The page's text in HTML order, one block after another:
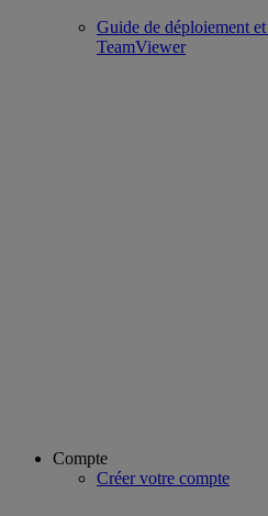
Guide de déploiement
TeamViewer
Compte
Créer votre compte